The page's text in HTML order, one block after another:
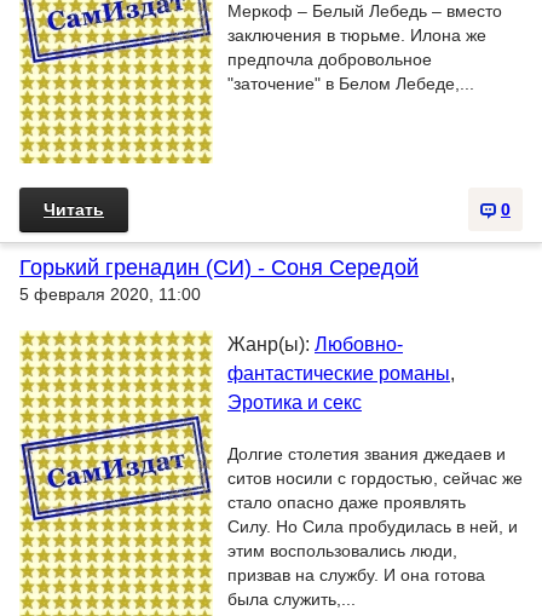
Меркоф – Белый Лебедь – вместо
заключения в тюрьме. Илона же
предпочла добровольное
"заточение" в Белом Лебеде,...
0
Читать
Горький гренадин (СИ) - Соня Середой
5 февраля 2020, 11:00
Жанр(ы): Любовно-
фантастические романы,
Эротика и секс
Долгие столетия звания джедаев и
ситов носили с гордостью, сейчас же
стало опасно даже проявлять
Силу. Но Сила пробудилась в ней, и
этим воспользовались люди,
призвав на службу. И она готова
была служить,...